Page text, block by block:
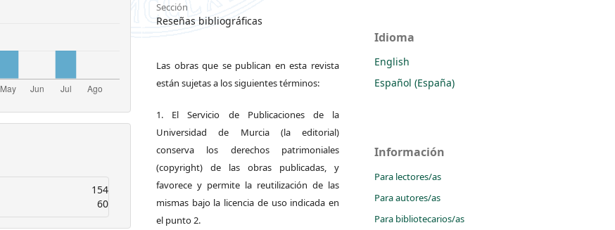
154
60
Sección
Reseñas bibliográficas
Las obras que se publican en esta revista
están sujetas a los siguientes términos:
1. El Servicio de Publicaciones de la
Universidad de Murcia (la editorial)
conserva los derechos patrimoniales
(copyright) de las obras publicadas, y
favorece y permite la reutilización de las
mismas bajo la licencia de uso indicada en
el punto 2.
Idioma
English
Español (España)
Información
Para lectores/as
Para autores/as
Para bibliotecarios/as